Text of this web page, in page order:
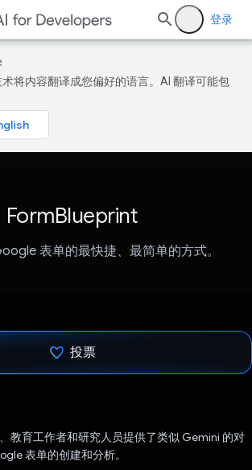
登录
术将内容翻译成您偏好的语言。AI 翻译可能包
FormBlueprint
表单的最快捷、最简单的方式。
投票
教育工作者和研究人员提供了类似 Gemini 的对
表单的创建和分析。